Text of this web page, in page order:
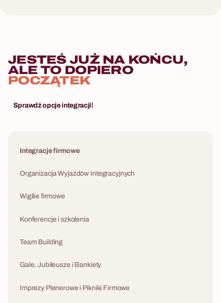
JESTEŚ JUŻ NA KOŃCU,
ALE TO DOPIERO
POCZĄTEK
Sprawdź opcje integracji!
Integracje firmowe
Organizacja Wyjazdów Integracyjnych
Wigilie firmowe
Konferencje i szkolenia
Team Building
Gale, Jubileusze i Bankiety
Imprezy Plenerowe i Pikniki Firmowe